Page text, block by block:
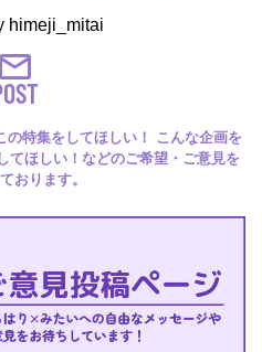
himeji_mitai
の特集をしてほしい！ こんな企画を
てほしい！などのご希望・ご意見を
おります。